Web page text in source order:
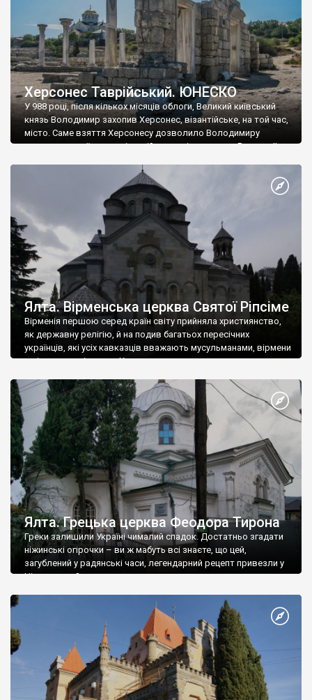
Херсонес Таврійський. ЮНЕСКО
У 988 році, після кількох місяців облоги, Великий київський
князь Володимир захопив Херсонес, візантійське, на той час,
місто. Саме взяття Херсонесу дозволило Володимиру
диктувати свої умови візантійському імператору Василю ІІ, та
Херсонесі Володимир-язичник, став Василем-християнином.
А потім було Хрещення Русі. На честь Херсонесу Таврійського
Ялта. Вірменська церква Святої Ріпсіме
Вірменія першою серед країн світу прийняла християнство,
як державну релігію, й на подив багатьох пересічних
українців, які усіх кавказців вважають мусульманами, вірмени
є відданими вірянами Христа
Ялта. Грецька церква Феодора Тирона
Греки залишили Україні чималий спадок. Достатньо згадати
ніжинські огірочки – ви ж мабуть всі знаєте, що цей,
загублений у радянські часи, легендарний рецепт привезли у
Ніжин греки?